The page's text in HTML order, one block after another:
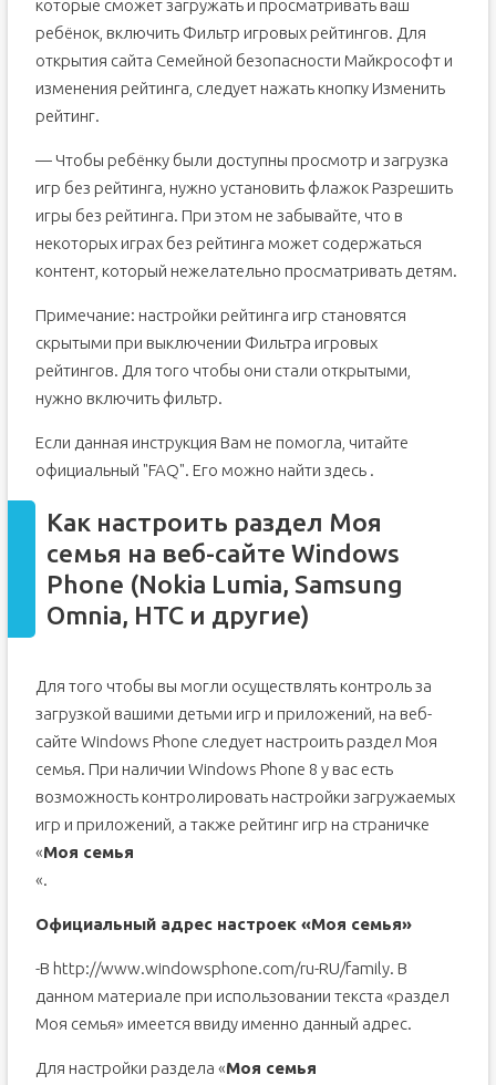
которые сможет загружать и просматривать ваш
ребёнок, включить Фильтр игровых рейтингов. Для
открытия сайта Семейной безопасности Майкрософт и
изменения рейтинга, следует нажать кнопку Изменить
рейтинг.
— Чтобы ребёнку были доступны просмотр и загрузка
игр без рейтинга, нужно установить флажок Разрешить
игры без рейтинга. При этом не забывайте, что в
некоторых играх без рейтинга может содержаться
контент, который нежелательно просматривать детям.
Примечание: настройки рейтинга игр становятся
скрытыми при выключении Фильтра игровых
рейтингов. Для того чтобы они стали открытыми,
нужно включить фильтр.
Если данная инструкция Вам не помогла, читайте
официальный "FAQ". Его можно найти здесь .
Как настроить раздел Моя
семья на веб-сайте Windows
Phone (Nokia Lumia, Samsung
Omnia, HTC и другие)
Для того чтобы вы могли осуществлять контроль за
загрузкой вашими детьми игр и приложений, на веб-
сайте Windows Phone следует настроить раздел Моя
семья. При наличии Windows Phone 8 у вас есть
возможность контролировать настройки загружаемых
игр и приложений, а также рейтинг игр на страничке
«Моя семья
«.
Официальный адрес настроек «Моя семья»
-В http://www.windowsphone.com/ru-RU/family. В
данном материале при использовании текста «раздел
Моя семья» имеется ввиду именно данный адрес.
Для настройки раздела «Моя семья